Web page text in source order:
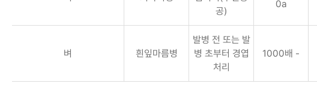
공)
0a
벼 흰잎마름병
발병 전 또는 발
병 초부터 경엽
처리
1000배 -